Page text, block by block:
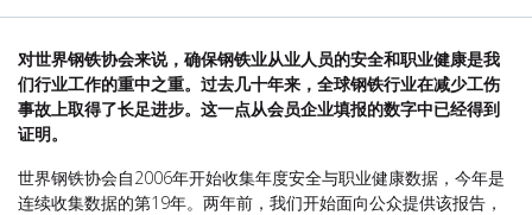
对世界钢铁协会来说，确保钢铁业从业人员的安全和职业健康是我
们行业工作的重中之重。过去几十年来，全球钢铁行业在减少工伤
事故上取得了长足进步。这一点从会员企业填报的数字中已经得到
证明。
世界钢铁协会自2006年开始收集年度安全与职业健康数据，今年是
连续收集数据的第19年。两年前，我们开始面向公众提供该报告，